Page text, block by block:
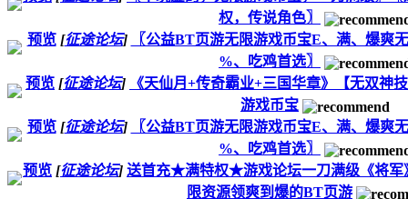
权，传说角色〗
预览 [征途论坛]
〖公益BT页游无限游戏币宝E、满、爆爽
%、吃鸡首选〗
预览 [征途论坛]
《天仙月+传奇霸业+三国华章》【无双神
游戏币宝
预览 [征途论坛]
〖公益BT页游无限游戏币宝E、满、爆爽
%、吃鸡首选〗
预览 [征途论坛] 送首充★满特权★游戏论坛一刀满级《将军
限资源领爽到爆的BT页游